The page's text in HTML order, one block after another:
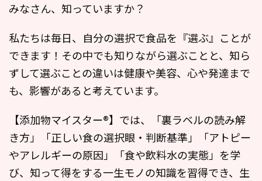
みなさん、知っていますか？
私たちは毎日、自分の選択で食品を『選ぶ』ことが
できます！その中でも知りながら選ぶことと、知ら
ずして選ぶことの違いは健康や美容、心や発達まで
も、影響があると考えています。
【添加物マイスター®︎】では、「裏ラベルの読み解
き方」「正しい食の選択眼・判断基準」「アトピー
やアレルギーの原因」「食や飲料水の実態」を学
び、知って得をする一生モノの知識を習得でき、生